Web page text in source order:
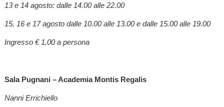
13 e 14 agosto: dalle 14.00 alle 22.00
15, 16 e 17 agosto dalle 10.00 alle 13.00 e dalle 15.00 alle 19.00
Ingresso € 1,00 a persona
Sala Pugnani – Academia Montis Regalis
Nanni Errichiello